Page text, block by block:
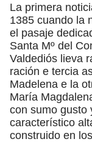
La primera
1385 cuando la
el pasaje
Santa Mº del
Valdediós lieva
ración e tercia
Madelena e la
María
con sumo gusto
característico
construido en